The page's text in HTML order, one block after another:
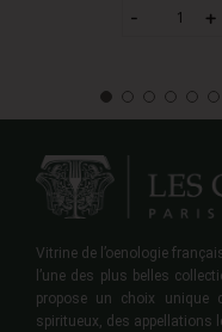
Vitrine de l’oenologie
l’une des plus belles
propose un choix
spiritueux, des appellations